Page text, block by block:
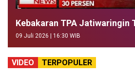
Kebakaran TPA Jatiwaringin
09 Juli 2026 | 16:30 WIB
VIDEO TERPOPULER